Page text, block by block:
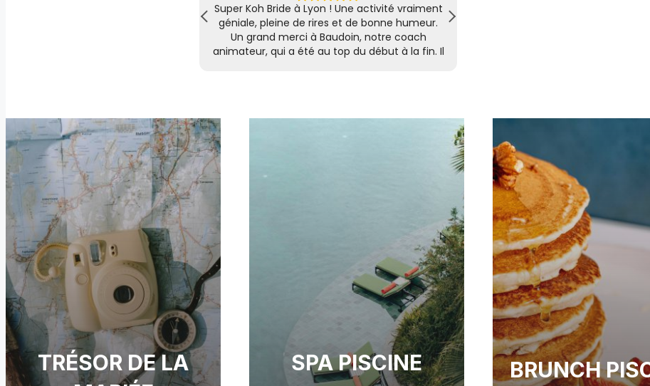
Nous avons participé au Trésor de la Mariée à
Annecy pour un EVJF et c'était une expérience
exceptionnelle ! L'activité est très bien
organisée, les énigmes sont amusantes et
belles surprises, ce qui a rendu cette journée
encore plus mémorable.
TRÉSOR DE LA
SPA PISCINE BRUNCH